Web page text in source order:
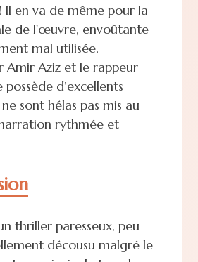
en va de même pour la
de l'œuvre, envoûtante
mal utilisée.
Amir Aziz et le rappeur
possède d’excellents
sont hélas pas mis au
rythmée et
thriller paresseux, peu
décousu malgré le